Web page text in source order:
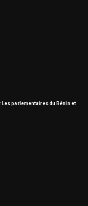
parlementaires du Bénin et